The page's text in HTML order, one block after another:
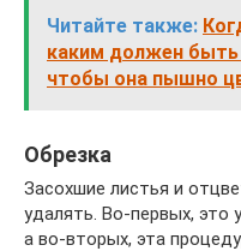
Читайте также:
каким должен
чтобы она пышно
Обрезка
Засохшие листья и
удалять. Во-первых, это
а во-вторых, эта